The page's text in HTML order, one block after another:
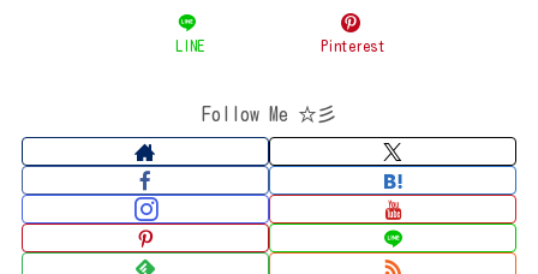
LINE Pinterest
Follow Me ☆彡